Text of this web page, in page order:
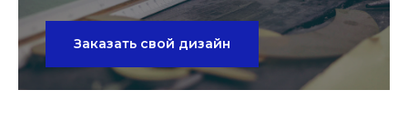
Заказать свой дизайн